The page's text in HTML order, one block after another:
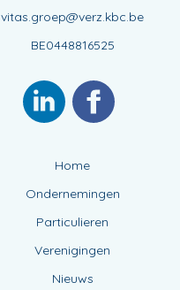
vitas.groep@verz.kbc.be
BE0448816525
Home
Ondernemingen
Particulieren
Verenigingen
Nieuws